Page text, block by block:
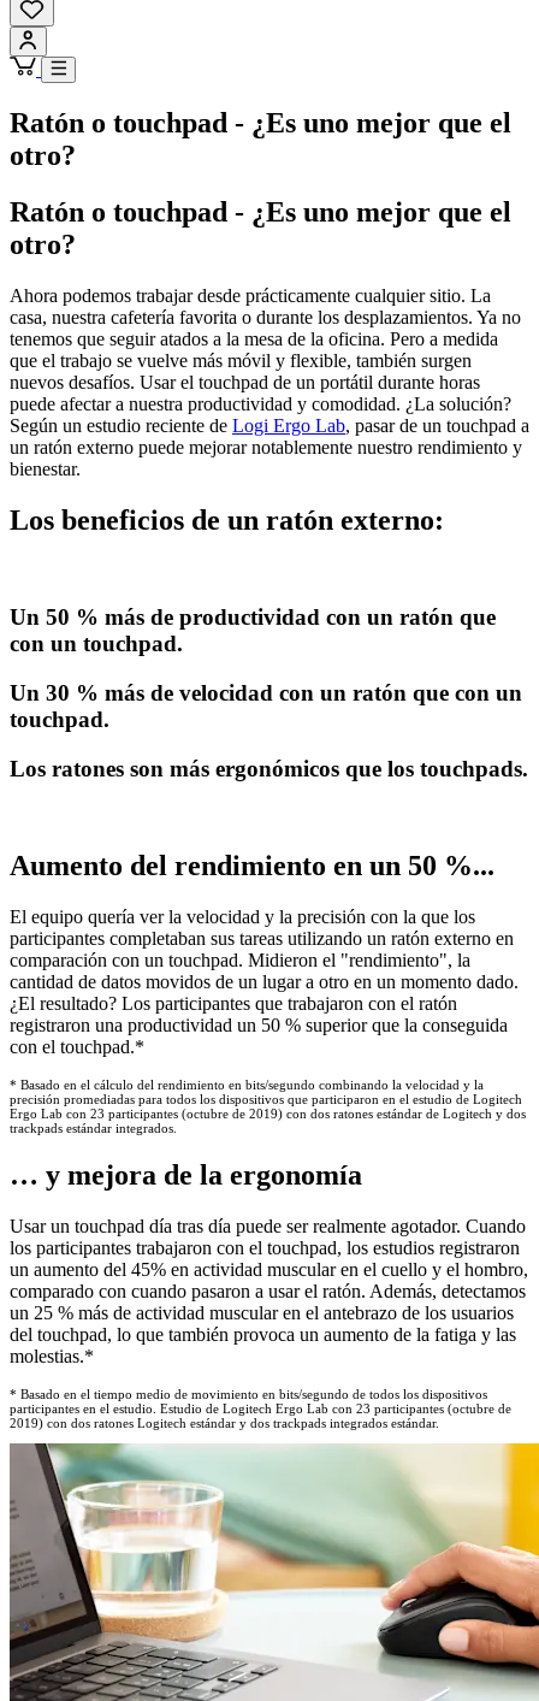
Ratón o touchpad - ¿Es uno mejor que el
otro?
Ratón o touchpad - ¿Es uno mejor que el
otro?
Ahora podemos trabajar desde prácticamente cualquier sitio. La
casa, nuestra cafetería favorita o durante los desplazamientos. Ya no
tenemos que seguir atados a la mesa de la oficina. Pero a medida
que el trabajo se vuelve más móvil y flexible, también surgen
nuevos desafíos. Usar el touchpad de un portátil durante horas
puede afectar a nuestra productividad y comodidad. ¿La solución?
Según un estudio reciente de Logi Ergo Lab, pasar de un touchpad a
un ratón externo puede mejorar notablemente nuestro rendimiento y
bienestar.
Los beneficios de un ratón externo:
Un 50 % más de productividad con un ratón que
con un touchpad.
Un 30 % más de velocidad con un ratón que con un
touchpad.
Los ratones son más ergonómicos que los touchpads.
Aumento del rendimiento en un 50 %...
El equipo quería ver la velocidad y la precisión con la que los
participantes completaban sus tareas utilizando un ratón externo en
comparación con un touchpad. Midieron el "rendimiento", la
cantidad de datos movidos de un lugar a otro en un momento dado.
¿El resultado? Los participantes que trabajaron con el ratón
registraron una productividad un 50 % superior que la conseguida
con el touchpad.*
* Basado en el cálculo del rendimiento en bits/segundo combinando la velocidad y la
precisión promediadas para todos los dispositivos que participaron en el estudio de Logitech
Ergo Lab con 23 participantes (octubre de 2019) con dos ratones estándar de Logitech y dos
trackpads estándar integrados.
… y mejora de la ergonomía
Usar un touchpad día tras día puede ser realmente agotador. Cuando
los participantes trabajaron con el touchpad, los estudios registraron
un aumento del 45% en actividad muscular en el cuello y el hombro,
comparado con cuando pasaron a usar el ratón. Además, detectamos
un 25 % más de actividad muscular en el antebrazo de los usuarios
del touchpad, lo que también provoca un aumento de la fatiga y las
molestias.*
* Basado en el tiempo medio de movimiento en bits/segundo de todos los dispositivos
participantes en el estudio. Estudio de Logitech Ergo Lab con 23 participantes (octubre de
2019) con dos ratones Logitech estándar y dos trackpads integrados estándar.